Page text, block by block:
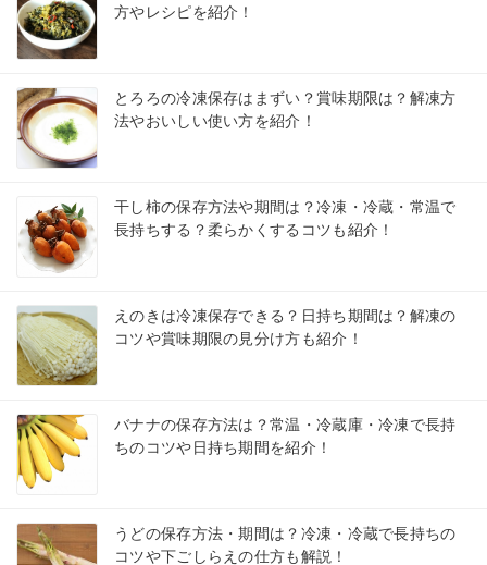
方やレシピを紹介！
とろろの冷凍保存はまずい？賞味期限は？解凍方
法やおいしい使い方を紹介！
干し柿の保存方法や期間は？冷凍・冷蔵・常温で
長持ちする？柔らかくするコツも紹介！
えのきは冷凍保存できる？日持ち期間は？解凍の
コツや賞味期限の見分け方も紹介！
バナナの保存方法は？常温・冷蔵庫・冷凍で長持
ちのコツや日持ち期間を紹介！
うどの保存方法・期間は？冷凍・冷蔵で長持ちの
コツや下ごしらえの仕方も解説！